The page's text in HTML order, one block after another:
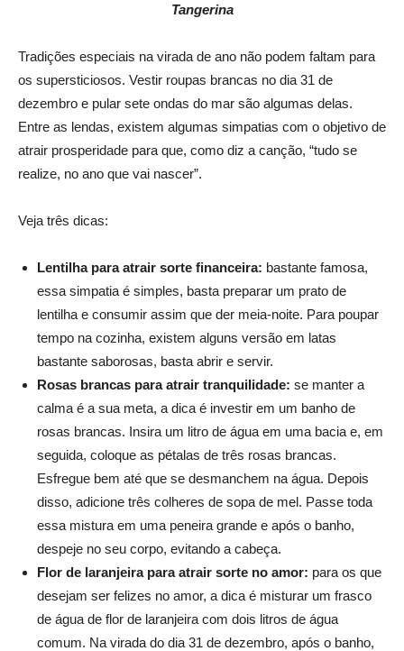
Tangerina
Tradições especiais na virada de ano não podem faltam para
os supersticiosos. Vestir roupas brancas no dia 31 de
dezembro e pular sete ondas do mar são algumas delas.
Entre as lendas, existem algumas simpatias com o objetivo de
atrair prosperidade para que, como diz a canção, “tudo se
realize, no ano que vai nascer”.
Veja três dicas:
Lentilha para atrair sorte financeira: bastante famosa,
essa simpatia é simples, basta preparar um prato de
lentilha e consumir assim que der meia-noite. Para poupar
tempo na cozinha, existem alguns versão em latas
bastante saborosas, basta abrir e servir.
Rosas brancas para atrair tranquilidade: se manter a
calma é a sua meta, a dica é investir em um banho de
rosas brancas. Insira um litro de água em uma bacia e, em
seguida, coloque as pétalas de três rosas brancas.
Esfregue bem até que se desmanchem na água. Depois
disso, adicione três colheres de sopa de mel. Passe toda
essa mistura em uma peneira grande e após o banho,
despeje no seu corpo, evitando a cabeça.
Flor de laranjeira para atrair sorte no amor: para os que
desejam ser felizes no amor, a dica é misturar um frasco
de água de flor de laranjeira com dois litros de água
comum. Na virada do dia 31 de dezembro, após o banho,